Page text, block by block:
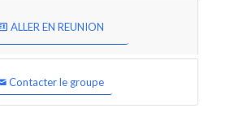
ALLER EN REUNION
Contacter le groupe